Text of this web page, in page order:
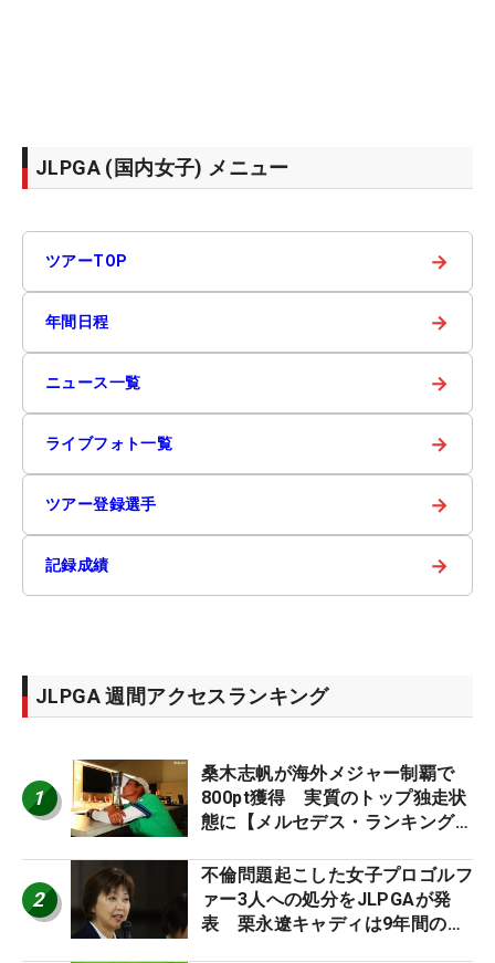
JLPGA (国内女子) メニュー
ツアーTOP →
年間日程 →
ニュース一覧 →
ライブフォト一覧 →
ツアー登録選手 →
記録成績 →
JLPGA 週間アクセスランキング
1
桑木志帆が海外メジャー制覇で
800pt獲得 実質のトップ独走状
態に【メルセデス・ランキング番
2
不倫問題起こした女子プロゴルフ
ァー3人への処分をJLPGAが発
表 栗永遼キャディは9年間の立